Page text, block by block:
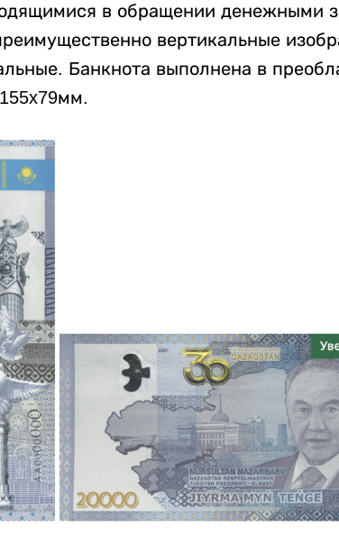
в обращении денежными
вертикальные
Банкнота выполнена в